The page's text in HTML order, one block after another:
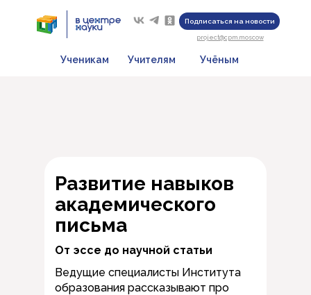
Ученикам Учителям Учёным
Подписаться на новости
project@cpm.moscow
Развитие навыков
академического
письма
Ведущие специалисты Института
образования рассказывают про
От эссе до научной статьи